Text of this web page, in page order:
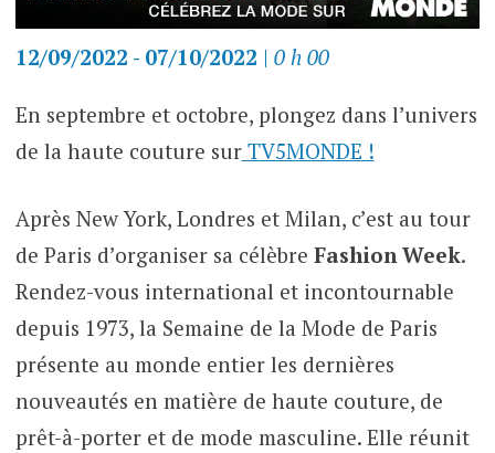
12/09/2022 - 07/10/2022 | 0 h 00
En septembre et octobre, plongez dans l’univers
de la haute couture surTV5MONDE !
Après New York, Londres et Milan, c’est au tour
de Paris d’organiser sa célèbre Fashion Week.
Rendez-vous international et incontournable
depuis 1973, la Semaine de la Mode de Paris
présente au monde entier les dernières
nouveautés en matière de haute couture, de
prêt-à-porter et de mode masculine. Elle réunit